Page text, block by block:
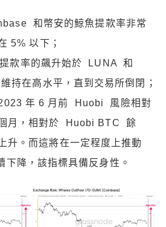
和幣安的鯨魚提款率非常
5% 以下；
款率的飆升始於 LUNA 和
持在高水平，直到交易所倒閉；
年 6 月前 Huobi 風險相對
月，相對於 Huobi BTC 餘
升。而這將在一定程度上推動
降，該指標具備反身性。